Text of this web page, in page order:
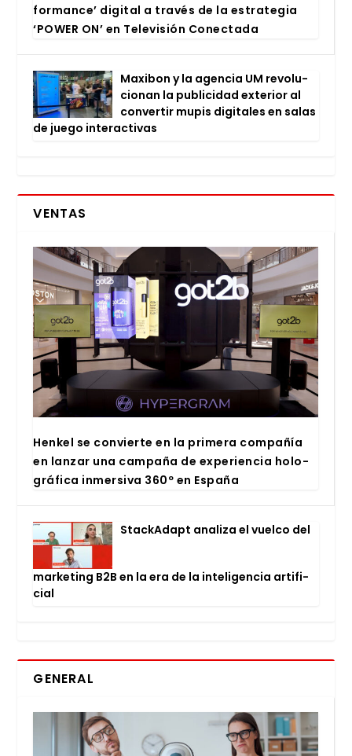
for­man­ce’ digi­tal a tra­vés de la estra­te­gia
‘POWER ON’ en Tele­vi­sión Conec­ta­da
Maxi­bon y la agen­cia UM revo­lu­
cio­nan la publi­ci­dad exte­rior al
con­ver­tir mupis digi­ta­les en salas
de jue­go inter­ac­ti­vas
VENTAS
Hen­kel se con­vier­te en la pri­me­ra com­pa­ñía
en lan­zar una cam­pa­ña de expe­rien­cia holo­
grá­fi­ca inmer­si­va 360º en Espa­ña
Stac­kA­dapt ana­li­za el vuel­co del
mar­ke­ting B2B en la era de la inte­li­gen­cia arti­fi­
cial
GENERAL